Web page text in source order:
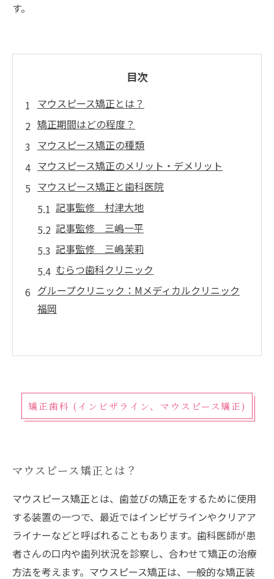
す。
目次
マウスピース矯正とは？
矯正期間はどの程度？
マウスピース矯正の種類
マウスピース矯正のメリット・デメリット
マウスピース矯正と歯科医院
記事監修 村津大地
記事監修 三嶋一平
記事監修 三嶋茉莉
むらつ歯科クリニック
グループクリニック：Mメディカルクリニック
福岡
矯正歯科 (インビザライン、マウスピース矯正)
マウスピース矯正とは？
マウスピース矯正とは、歯並びの矯正をするために使用
する装置の一つで、最近ではインビザラインやクリアア
ライナーなどと呼ばれることもあります。歯科医師が患
者さんの口内や歯列状況を診察し、合わせて矯正の治療
方法を考えます。マウスピース矯正は、一般的な矯正装